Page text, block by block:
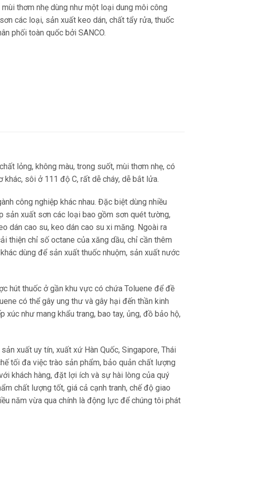
thơm nhẹ dùng như một loại dung môi công
các loại, sản xuất keo dán, chất tẩy rửa, thuốc
phối toàn quốc bởi SANCO.
lỏng, không màu, trong suốt, mùi thơm nhẹ, có
sôi ở 111 độ C, rất dễ cháy, dễ bắt lửa.
công nghiệp khác nhau. Đặc biệt dùng nhiều
sản xuất sơn các loại bao gồm sơn quét tường,
dán cao su, keo dán cao su xi măng. Ngoài ra
thiện chỉ số octane của xăng dầu, chỉ cần thêm
dùng để sản xuất thuốc nhuộm, sản xuất nước
hút thuốc ở gần khu vực có chứa Toluene để đề
có thể gây ung thư và gây hại đến thần kinh
như mang khẩu trang, bao tay, ủng, đồ bảo hộ,
xuất uy tín, xuất xứ Hàn Quốc, Singapore, Thái
tối đa việc trào sản phẩm, bảo quản chất lượng
khách hàng, đặt lợi ích và sự hài lòng của quý
chất lượng tốt, giá cả cạnh tranh, chế độ giao
năm vừa qua chính là động lực để chúng tôi phát